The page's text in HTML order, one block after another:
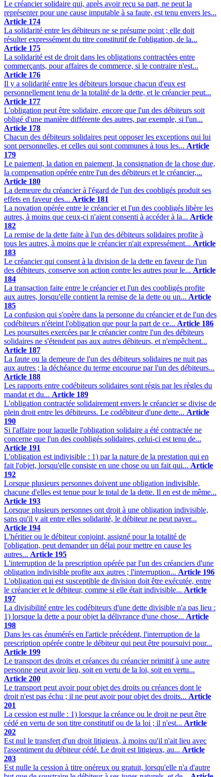
Le créancier solidaire qui, après avoir reçu sa part, ne peut la
représenter pour une cause imputable à sa faute, est tenu envers les...
Article 174
La solidarité entre les débiteurs ne se présume point ; elle doit
résulter expressément du titre constitutif de l'obligation, de la...
Article 175
La solidarité est de droit dans les obligations contractées entre
commerçants, pour affaires de commerce, si le contraire n'est...
Article 176
Il y a solidarité entre les débiteurs lorsque chacun d'eux est
personnellement tenu de la totalité de la dette, et le créancier peut...
Article 177
L'obligation peut être solidaire, encore que l'un des débiteurs soit
obligé d'une manière différente des autres, par exemple, si l'un...
Article 178
Chacun des débiteurs solidaires peut opposer les exceptions qui lui
sont personnelles, et celles qui sont communes à tous les... Article
179
Le paiement, la dation en paiement, la consignation de la chose due,
la compensation opérée entre l'un des débiteurs et le créancier,...
Article 180
La demeure du créancier à l'égard de l'un des coobligés produit ses
effets en faveur des... Article 181
La novation opérée entre le créancier et l'un des coobligés libère les
autres, à moins que ceux-ci n'aient consenti à accéder à la... Article
182
La remise de la dette faite à l'un des débiteurs solidaires profite à
tous les autres, à moins que le créancier n'ait expressément... Article
183
Le créancier qui consent à la division de la dette en faveur de l'un
des débiteurs, conserve son action contre les autres pour le... Article
184
La transaction faite entre le créancier et l'un des coobligés profite
aux autres, lorsqu'elle contient la remise de la dette ou un... Article
185
La confusion qui s'opère dans la personne du créancier et de l'un des
codébiteurs n'éteint l'obligation que pour la part de ce... Article 186
Les poursuites exercées par le créancier contre l'un des débiteurs
solidaires ne s'étendent pas aux autres débiteurs, et n'empêchent...
Article 187
La faute ou la demeure de l'un des débiteurs solidaires ne nuit pas
aux autres ; la déchéance du terme encourue par l'un des débiteurs...
Article 188
Les rapports entre codébiteurs solidaires sont régis par les règles du
mandat et du... Article 189
L'obligation contractée solidairement envers le créancier se divise de
plein droit entre les débiteurss. Le codébiteur d'une dette... Article
190
Si l'affaire pour laquelle l'obligation solidaire a été contractée ne
concerne que l'un des coobligés solidaires, celui-ci est tenu de...
Article 191
L'obligation est indivisible : 1) par la nature de la prestation qui en
fait l'objet, lorsqu'elle consiste en une chose ou un fait qui... Article
192
Lorsque plusieurs personnes doivent une obligation indivisible,
chacune d'elles est tenue pour le total de la dette. Il en est de même...
Article 193
Lorsque plusieurs personnes ont droit à une obligation indivisible,
sans qu'il y ait entre elles solidarité, le débiteur ne peut payer...
Article 194
L'héritier ou le débiteur conjoint, assigné pour la totalité de
l'obligation, peut demander un délai pour mettre en cause les
autres... Article 195
L'interruption de la prescription opérée par l'un des créanciers d'une
obligation indivisible profite aux autres ; l'interruption... Article 196
L'obligation qui est susceptible de division doit être exécutée, entre
le créancier et le débiteur, comme si elle était indivisible... Article
197
La divisibilité entre les codébiteurs d'une dette divisible n'a pas lieu :
1) lorsque la dette a pour objet la délivrance d'une chose... Article
198
Dans les cas énumérés en l'article précédent, l'interruption de la
prescription opérée contre le débiteur qui peut être poursuivi pour...
Article 199
Le transport des droits et créances du créancier primitif à une autre
personne peut avoir lieu, soit en vertu de la loi, soit en vertu...
Article 200
Le transport peut avoir pour objet des droits ou créances dont le
droit n'est pas échu ; il ne peut avoir pour objet des droits... Article
201
La cession est nulle : 1) lorsque la créance ou le droit ne peut être
cédé en vertu de son titre constitutif ou de la loi ; il n'est... Article
202
Est nul le transfert d'un droit litigieux, à moins qu'il n'ait lieu avec
l'assentiment du débiteur cédé. Le droit est litigieux, au... Article
203
Est nulle la cession à titre onéreux ou gratuit, lorsqu'elle n'a d'autre